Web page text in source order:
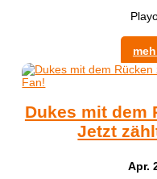
Dukes mit dem
Jetzt
Apr.